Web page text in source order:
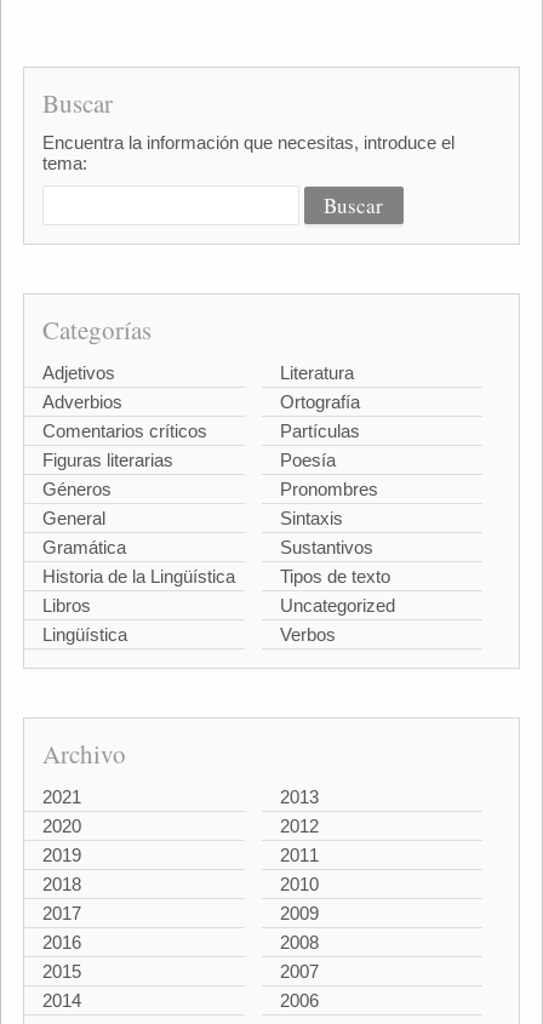
Buscar
Encuentra la información que necesitas, introduce el
tema:
Categorías
Adjetivos
Adverbios
Comentarios críticos
Figuras literarias
Géneros
General
Gramática
Historia de la Lingüística
Libros
Lingüística
Literatura
Ortografía
Partículas
Poesía
Pronombres
Sintaxis
Sustantivos
Tipos de texto
Uncategorized
Verbos
Archivo
2021
2020
2019
2018
2017
2016
2015
2014
2013
2012
2011
2010
2009
2008
2007
2006